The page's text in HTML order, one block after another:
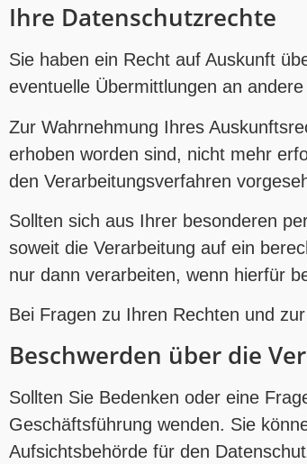
Ihre Datenschutzrechte
Sie haben ein Recht auf Auskunft
eventuelle Übermittlungen an
Zur Wahrnehmung Ihres
erhoben worden sind, nicht mehr
den Verarbeitungsverfahren
Sollten sich aus Ihrer besonderen
soweit die Verarbeitung auf ein
nur dann verarbeiten, wenn hierfür
Bei Fragen zu Ihren Rechten und
Beschwerden über die
Sollten Sie Bedenken oder eine
Geschäftsführung wenden. Sie
Aufsichtsbehörde für den